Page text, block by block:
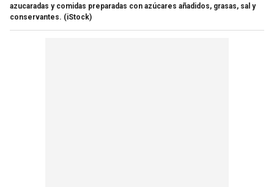
azucaradas y comidas preparadas con azúcares añadidos, grasas, sal y
conservantes. (iStock)